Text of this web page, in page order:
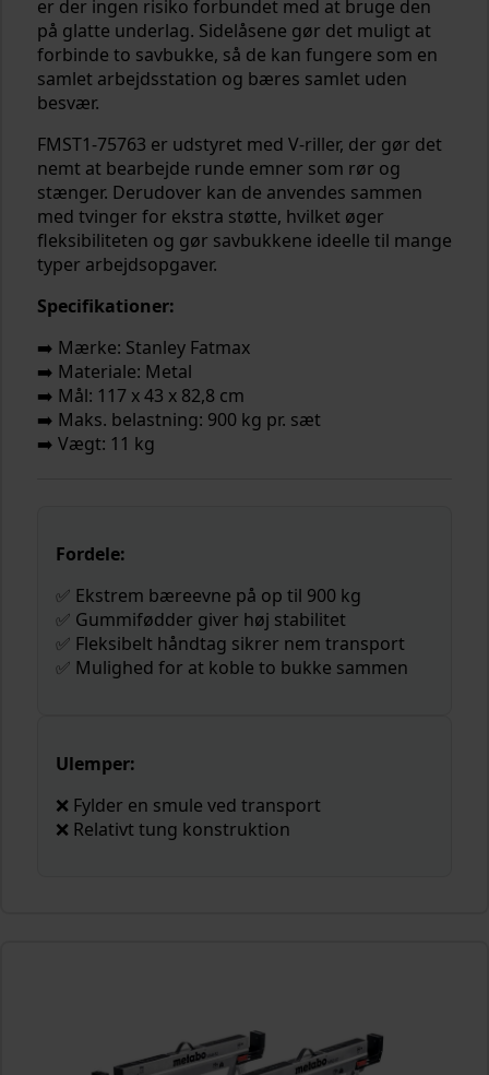
er der ingen risiko forbundet med at bruge den
på glatte underlag. Sidelåsene gør det muligt at
forbinde to savbukke, så de kan fungere som en
samlet arbejdsstation og bæres samlet uden
besvær.
FMST1-75763 er udstyret med V-riller, der gør det
nemt at bearbejde runde emner som rør og
stænger. Derudover kan de anvendes sammen
med tvinger for ekstra støtte, hvilket øger
fleksibiliteten og gør savbukkene ideelle til mange
typer arbejdsopgaver.
Specifikationer:
➡️ Mærke: Stanley Fatmax
➡️ Materiale: Metal
➡️ Mål: 117 x 43 x 82,8 cm
➡️ Maks. belastning: 900 kg pr. sæt
➡️ Vægt: 11 kg
Fordele:
✅ Ekstrem bæreevne på op til 900 kg
✅ Gummifødder giver høj stabilitet
✅ Fleksibelt håndtag sikrer nem transport
✅ Mulighed for at koble to bukke sammen
Ulemper:
❌ Fylder en smule ved transport
❌ Relativt tung konstruktion